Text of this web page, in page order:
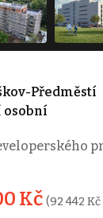
Předměstí
osobní
Kč (92 442 Kč